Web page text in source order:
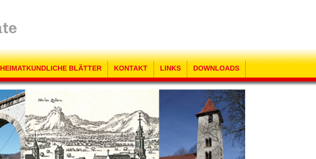
HEIMATKUNDLICHE BLÄTTER KONTAKT LINKS DOWNLOADS